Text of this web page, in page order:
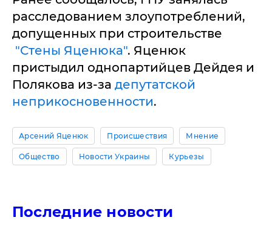
расследованием злоупотреблений,
допущенных при строительстве
"Стены Яценюка". Яценюк
пристыдил однопартийцев Дейдея и
Полякова из-за депутатской
неприкосновенности.
Арсений Яценюк Происшествия Мнение
Общество Новости Украины Курьезы
Последние новости